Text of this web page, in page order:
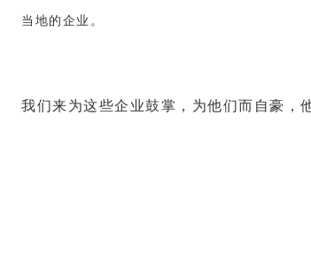
当地的企业。
我们来为这些企业鼓掌，为他们而自豪，